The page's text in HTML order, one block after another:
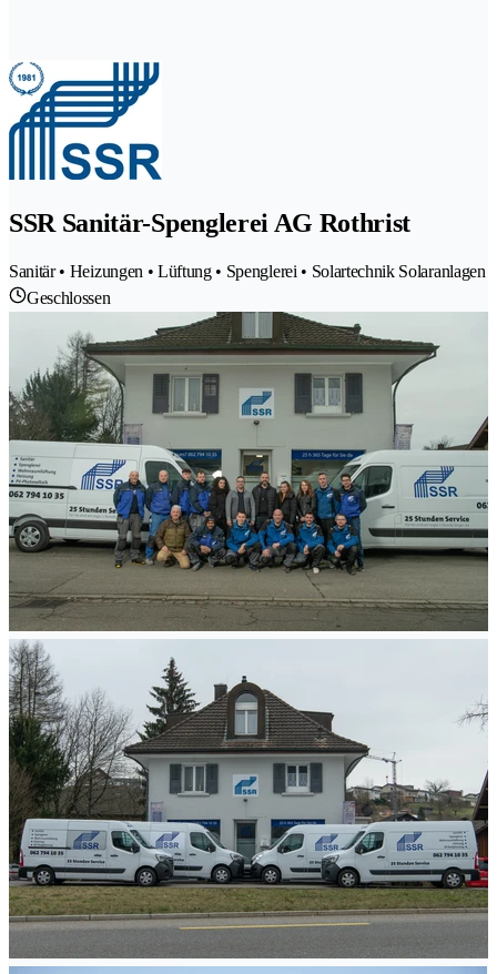
SSR Sanitär-Spenglerei AG Rothrist
Sanitär • Heizungen • Lüftung • Spenglerei • Solartechnik Solaranlagen
Geschlossen